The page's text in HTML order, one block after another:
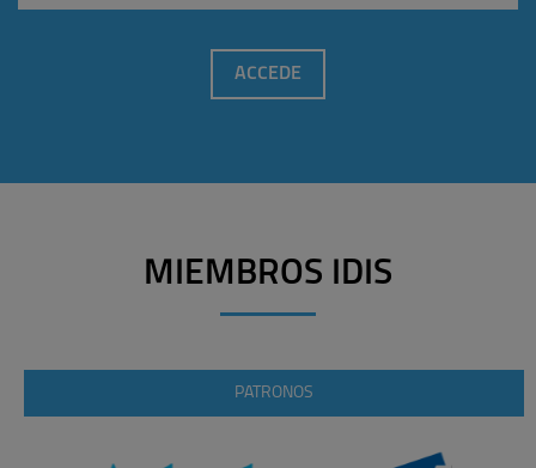
ACCEDE
MIEMBROS IDIS
PATRONOS